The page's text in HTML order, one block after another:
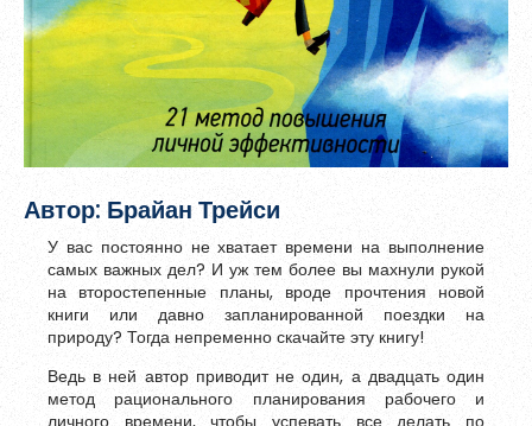
Автор: Брайан Трейси
У вас постоянно не хватает времени на выполнение
самых важных дел? И уж тем более вы махнули рукой
на второстепенные планы, вроде прочтения новой
книги или давно запланированной поездки на
природу? Тогда непременно скачайте эту книгу!
Ведь в ней автор приводит не один, а двадцать один
метод рационального планирования рабочего и
Пароль должен быть минимум 6 символов и содержать хотя
бы одну строчную букву, одну прописную букву, одну цифру
и один специальный символ.
Обновить
Я согласен на обработкуперсональных данных
размещённых на портале.